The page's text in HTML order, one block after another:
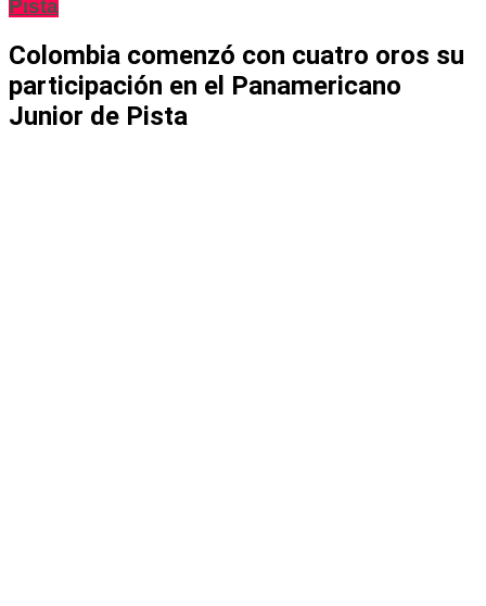
Pista
Colombia comenzó con cuatro oros su
participación en el Panamericano
Junior de Pista